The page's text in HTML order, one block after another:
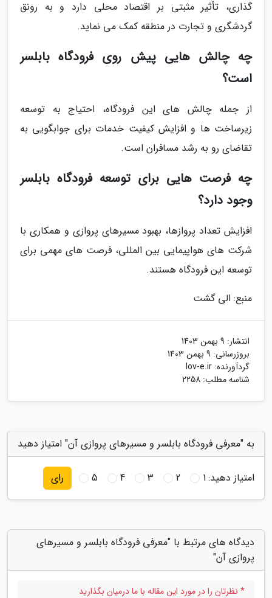
گذاری، تأثیر مثبتی بر اقتصاد محلی دارد و به رونق
گردشگری و تجارت در منطقه کمک می نماید.
چه چالش هایی پیش روی فرودگاه بابلسر
است؟
از جمله چالش های این فرودگاه، احتیاج به توسعه
زیرساخت ها و افزایش کیفیت خدمات برای جوابگویی به
تقاضای رو به رشد مسافران است.
چه فرصت هایی برای توسعه فرودگاه بابلسر
وجود دارد؟
افزایش تعداد پروازها، بهبود مسیرهای پروازی و همکاری با
شرکت های هواپیمایی بین المللی، فرصت های مهمی برای
توسعه این فرودگاه هستند.
منبع: الی گشت
انتشار: 9 بهمن 1403
بروزرسانی: 9 بهمن 1403
گردآورنده: lov-e.ir
شناسه مطلب: 2258
به "معرفی فرودگاه بابلسر و مسیرهای پروازی آن" امتیاز دهید
امتیاز دهید:1
2
3
4
5 رای
دیدگاه های مرتبط با "معرفی فرودگاه بابلسر و مسیرهای
پروازی آن"
* نظرتان را در مورد این مقاله با ما درمیان بگذارید